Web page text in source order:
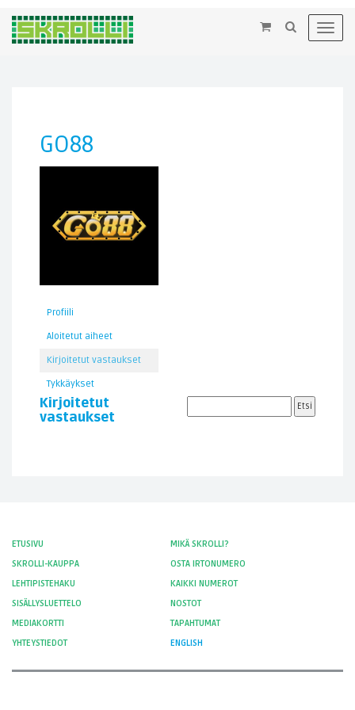
×
GO88
Profiili
Aloitetut aiheet
Kirjoitetut vastaukset
Tykkäykset
Kirjoitetut
vastaukset
ETUSIVU
MIKÄ SKROLLI?
SKROLLI-KAUPPA
OSTA IRTONUMERO
LEHTIPISTEHAKU
KAIKKI NUMEROT
SISÄLLYSLUETTELO
NOSTOT
MEDIAKORTTI
TAPAHTUMAT
YHTEYSTIEDOT
ENGLISH